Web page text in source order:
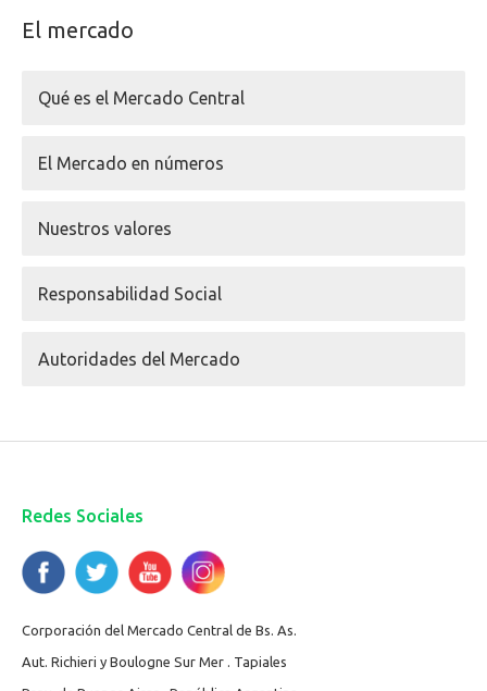
El mercado
Qué es el Mercado Central
El Mercado en números
Nuestros valores
Responsabilidad Social
Autoridades del Mercado
Redes Sociales
Corporación del Mercado Central de Bs. As.
Aut. Richieri y Boulogne Sur Mer . Tapiales